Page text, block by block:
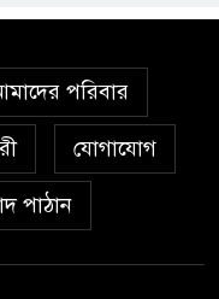
না চুক্তিভিত্তিক
সহকারী সমন্বয়
হাবীবের বিরুদ্ধে
টাকার অবৈধ সম্পদ
পরিবার
যোগাযোগ
পাঠান